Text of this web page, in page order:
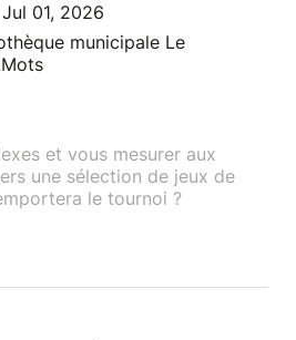
01, 2026
municipale Le
et vous mesurer aux
une sélection de jeux de
le tournoi ?